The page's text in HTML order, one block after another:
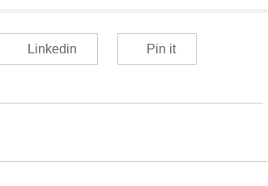
Linkedin Pin it